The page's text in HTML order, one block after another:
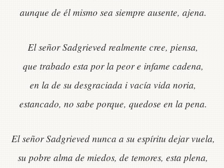
aunque de él mismo sea siempre ausente, ajena.
El señor Sadgrieved realmente cree, piensa,
que trabado esta por la peor e infame cadena,
en la de su desgraciada i vacía vida noria,
estancado, no sabe porque, quedose en la pena.
El señor Sadgrieved nunca a su espíritu dejar vuela,
su pobre alma de miedos, de temores, esta plena,